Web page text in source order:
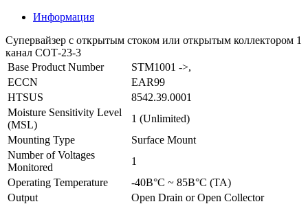
Информация
Супервайзер с открытым стоком или открытым коллектором 1
канал СОТ-23-3
Base Product Number
STM1001 ->,
ECCN
EAR99
HTSUS
8542.39.0001
Moisture Sensitivity Level
(MSL)
1 (Unlimited)
Mounting Type
Surface Mount
Number of Voltages
Monitored
1
Operating Temperature
-40В°C ~ 85В°C (TA)
Output
Open Drain or Open Collector